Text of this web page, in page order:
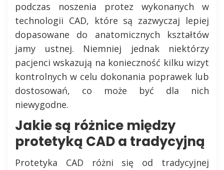
podczas noszenia protez wykonanych w
technologii CAD, które są zazwyczaj lepiej
dopasowane do anatomicznych kształtów
jamy ustnej. Niemniej jednak niektórzy
pacjenci wskazują na konieczność kilku wizyt
kontrolnych w celu dokonania poprawek lub
dostosowań, co może być dla nich
niewygodne.
Jakie są różnice między
protetyką CAD a tradycyjną
Protetyka CAD różni się od tradycyjnej